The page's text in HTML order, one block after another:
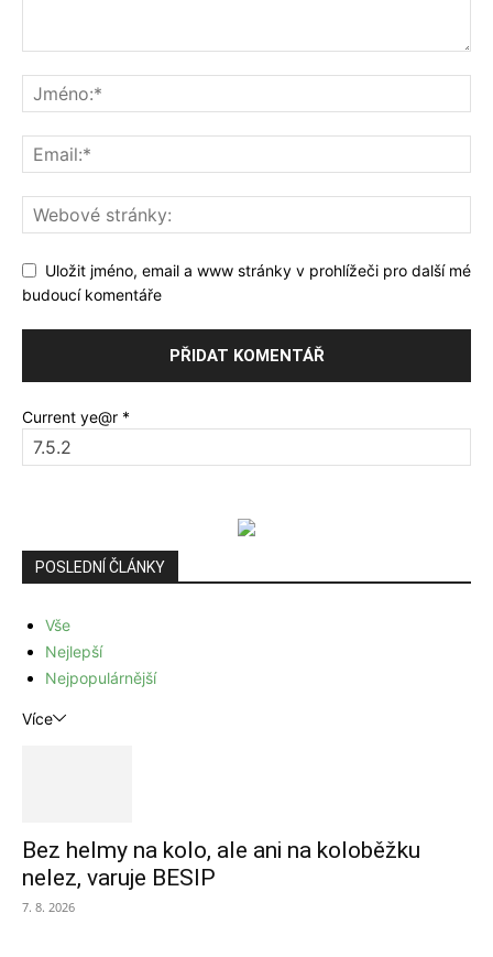
Uložit jméno, email a www stránky v prohlížeči pro další mé
budoucí komentáře
Current ye@r *
POSLEDNÍ ČLÁNKY
Vše
Nejlepší
Nejpopulárnější
Více
Bez helmy na kolo, ale ani na koloběžku
nelez, varuje BESIP
7. 8. 2026